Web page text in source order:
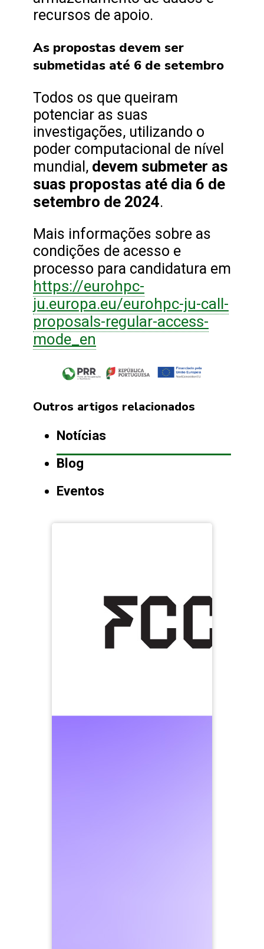
recursos de apoio.
As propostas devem ser
submetidas até 6 de setembro
Todos os que queiram
potenciar as suas
investigações, utilizando o
poder computacional de nível
mundial, devem submeter as
suas propostas até dia 6 de
setembro de 2024.
Mais informações sobre as
condições de acesso e
processo para candidatura em
https://eurohpc-
ju.europa.eu/eurohpc-ju-call-
proposals-regular-access-
mode_en
Outros artigos relacionados
Notícias
Blog
Eventos